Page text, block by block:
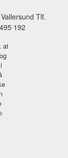
Tlf.
192
at